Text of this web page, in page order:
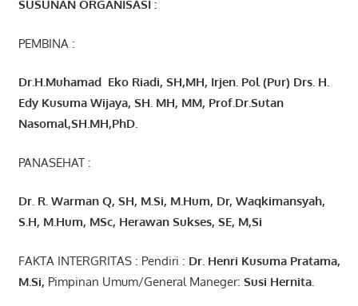
SUSUNAN ORGANISASI :
PEMBINA :
Dr.H.Muhamad Eko Riadi, SH,MH, Irjen. Pol (Pur) Drs. H.
Edy Kusuma Wijaya, SH. MH, MM, Prof.Dr.Sutan
Nasomal,SH.MH,PhD.
PANASEHAT :
Dr. R. Warman Q, SH, M.Si, M.Hum, Dr, Waqkimansyah,
S.H, M.Hum, MSc, Herawan Sukses, SE, M,Si
FAKTA INTERGRITAS : Pendiri : Dr. Henri Kusuma Pratama,
M.Si, Pimpinan Umum/General Maneger: Susi Hernita.